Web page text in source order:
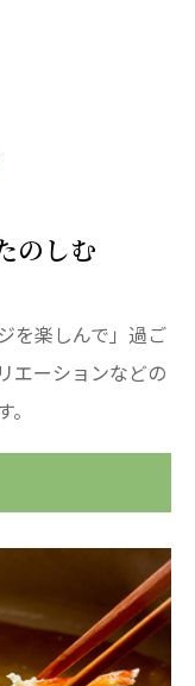
のしむ
を楽しんで」過ご
エーションなどの